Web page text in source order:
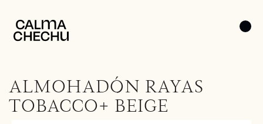
ALMOHADÓN RAYAS
TOBACCO+ BEIGE